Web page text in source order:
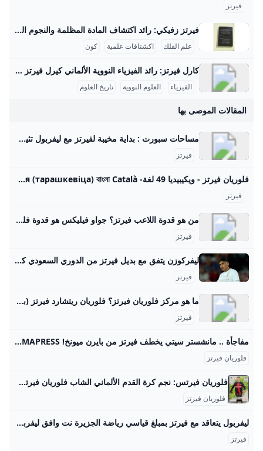
فيرتز
فيرتز زفيكي: رائد اكتشاف المادة المظلمة والنجوم النيوترونية يسرني تقديم مقال مفصل عن شخصية فريتز زفيكي وإسهاماته العلمية في علم الفلك: فريتز زفيكي: رائد اكتشاف المادة المظلمة والنجوم النيوترونية فريتز زفيكي (14 فبراير 1898 - 8 فبراير 1974) كان عالم فلك سويسري عمل معظم حياته في معهد كاليفورنيا للتكنولوجيا بالولايات المتحدة، وأحدث ثورة في فهمنا للكون من خلال أفكاره واكتشافاته الرائدة. تلقى تعليمه الثانوي في زيوريخ، ثم درس الرياضيات والفيزياء التجريبية بين 1917 و1925 على يد كبار العلماء أمثال أوجوست بيكارد وألبرت أينشتاين، مما أكسبه قاعدة علمية راسخة ساعدته في إرساء أسس علم الفلك الحديث.
علم الفلك اكشتافات علمية كون
كارل فيرتز: رائد الفيزياء النووية الألماني كيرل فيرتز هو عالم فيزياء نووية ألماني بارز وُلد في 24 أبريل 1910 في كولونيا وتوفي في 12 فبراير 1994. حصل على شهادة الدكتوراه في عام 1934 بعد دراسته الفيزياء والكيمياء والرياضيات في جامعات بون وفرايبورغ وبريسلّاو. درّس بعد ذلك كمساعد تدريس لوزير التعليم الألماني كارل فريدريش بونهوفر في جامعة لايبتزغ، وكان عضواً في رابطة المعلمين النازية خلال الفترة النازية في ألمانيا، رغم أنه لم يكن عضواً في الحزب النازي. مهنياً، تميز فيرتز بعمله في معهد كايزر فيلهلم للفيزياء في برلين منذ عام 1937، حيث عمل على تصميم المفاعلات النووية خلال الحرب العالمية الثانية، وبالأخص مفاعل الطبقات الأفقية، بالإضافة إلى قيادة قسم التجارب في المعهد الذي نقل إلى هيتشينجن لتجنب تأثير القصف الجوي في 1944.
الفيزياء العلوم النووية تاريخ العلوم
المقالات الموصى بها
مساحات سبورت : بداية مخيبة لفيرتز مع ليفربول تثير مخاوف الريدز – مساحات admin26 أغسطس 2025آخر تحديث : منذ يومين مساحات سبورت : بداية مخيبة لفيرتز مع ليفربول تثير مخاوف الريدز #بداية #مخيبة #لفيرتز #مع #ليفربول #تثير #مخاوف #الريدز اقرأ أيضا…- مساحات سبورت : فليك يطبق مقولة يوهان كرويف مساحات سبورت : ميندي ضد بينتو .. من يحمي شباكه أولًا في كلاسيكو هونغ كونغ؟ مساحات سبورت : مدرب مالي: ديانج يستطيع اللعب في ناد أوروبي كبير.. وأضع اسمه في التشكيل أولًا لم يكن مرحبًا كورا وبداية الدولي الألماني فلوريان فيرتز مع ليفربول هو الذي توقعه الأحمر بعدد من الأندية لبايرن ميونيخ منذ الإعلان عن عقده مقابل 125 مليون يورو.
فيرتز
فلوريان فيرتز - ويكيبيديا 49 لغة- Беларуская (тарашкевіца) বাংলা Català کوردی Čeština Dansk Deutsch Ελληνικά English Esperanto Español
فيرتز
من هو قدوة اللاعب فيرتز؟ جواو فيليكس هو قدوة فلوريان فيرتز في كرة القدم..27‏/07‏/2025
فيرتز
ليفركوزن يتفق مع بديل فيرتز من الدوري السعودي كووورة اقترب نادي باير ليفركوزن من التعاقد مع بديل لاعبه الألماني السابق فلوريان فيرتز من الدوري السعودي. أحمد منسي27 أغسطس 202512:57
فيرتز
ما هو مركز فلوريان فيرتز؟ فلوريان ريتشارد فيرتز (بالألمانية: Florian Richard Wirtz؛ مواليد 3 مايو 2003) هو لاعب كرة قدم ألماني يلعب كلاعب خط وسط مهاجم مع نادي ليفربول في الدوري الإنجليزي الممتاز والمنتخب الألماني.
فيرتز
مفاجأة .. مانشستر سيتي يخطف فيرتز من بايرن ميونخ! SAMAPRESSسمابرس كشفت شبكة “سكاي سبورتس” الألمانية عن تطور مفاجئ في سوق الانتقالات، حيث توصل نادي مانشستر سيتي لاتفاق شفهي مع باير ليفركوزن من أجل ضم النجم الشاب فلوريان فيرتز، أحد أبرز المواهب الألمانية في السنوات الأخيرة.باير ليفركوزن يفضل مانشستر سيتي على بايرن ميونخبحسب المصادر، فإن إدارة ليفركوزن تفضل بيع فيرتز إلى مانشستر سيتي بدلاً من منافسها كشفت شبكة “سكاي سبورتس” الألمانية عن تطور مفاجئ في سوق الانتقالات، حيث توصل نادي مانشستر سيتي لاتفاق شفهي مع باير ليفركوزن من أجل ضم النجم الشاب فلوري samapress0 6 دقيقة واحدة
فلوريان فيرتز
فلوريان فيرتس: نجم كرة القدم الألماني الشاب فلوريان فيرتس هو لاعب كرة قدم ألماني صاعد يتألق في الدوري الألماني ويشكل مستقبل المنتخب. 15.05.20250182 يعتبر فلوريان فيرتس (Florian Wirtz) واحدًا من أكثر اللاعبين الشباب الذين يثيرون الإعجاب في عالم كرة القدم الأوروبية. وُلد في 3 مايو 2003 في كولونيا، ألمانيا، وقد حظي بسمعة كبيرة في السنوات الأخيرة بفضل موهبته الفائقة وأدائه المتميز في دوري البوندسليغا. النشأة والمسيرة الرياضية بدأ فيرتس مسيرته الكروية في أكاديمية نادي كولونيا، حيث أظهر مهاراته الاستثنائية منذ الصغر.
فلوريان فيرتز
ليفربول يتعاقد مع فيرتز بمبلغ قياسي رياضة الجزيرة نت وافق ليفربول على دفع مبلغ قياسي بالنسبة للنادي، يصل إلى 158 مليون دولار، للتعاقد مع فلوريان فيرتز، بعدما وافق باير ليفركوزن الألماني أخيرا على العرض الذي قدمه “الليفر” الإنجليزي. list of 2 itemslist 1 of 2 ساوثغيت وزيدان أبرز المرشحين لخلافة أموريم في اليونايتد list 2 of 2 توقف صفقة انتقال رودريغو من ريال مدريد لمانشستر سيتي بسبب تمسك “السيتيزنز” بسافينيو end of list
فيرتز